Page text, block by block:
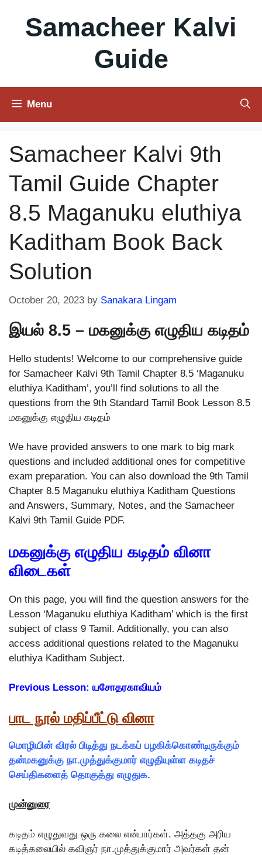
contentSamacheer Kalvi
Guide
Menu
Samacheer Kalvi 9th
Tamil Guide Chapter
8.5 Maganuku eluthiya
Kaditham Book Back
Solution
October 20, 2023 by Sanakara Lingam
இயல் 8.5 – மகனுக்கு எழுதிய கடிதம்
Hello students! Welcome to our comprehensive guide
for Samacheer Kalvi 9th Tamil Chapter 8.5 ‘Maganuku
eluthiya Kaditham’, you’ll find solutions to all the
questions from the 9th Standard Tamil Book Lesson 8.5
மகனுக்கு எழுதிய கடிதம்
We have provided answers to one mark to big mark
questions and included additional ones for competitive
exam preparation. You can also download the 9th Tamil
Chapter 8.5 Maganuku eluthiya Kaditham Questions
and Answers, Summary, Notes, and the Samacheer
Kalvi 9th Tamil Guide PDF.
மகனுக்கு எழுதிய கடிதம் வினா
விடைகள்
On this page, you will find the question answers for the
Lesson ‘Maganuku eluthiya Kaditham’ which is the first
subject of class 9 Tamil. Additionally, you can also
access additional questions related to the Maganuku
eluthiya Kaditham Subject.
Previous Lesson: யசோதரகாவியம்
பாட நூல் மதிப்பீட்டு வினா
மொழியின் விரல் பிடித்து நடக்கப் பழகிக்கொண்டிருக்கும்
தன்மகனுக்கு நா.முத்துக்குமார் எழுதியுள்ள கடிதச்
செய்திகளைத் தொகுத்து எழுதுக.
முன்னுரை
கடிதம் எழுதுவது ஒரு கலை என்பார்கள். அத்தகு அரிய
கடித்கலையில் கவிஞர் நா.முத்துக்குமார் அவர்கள் தன்